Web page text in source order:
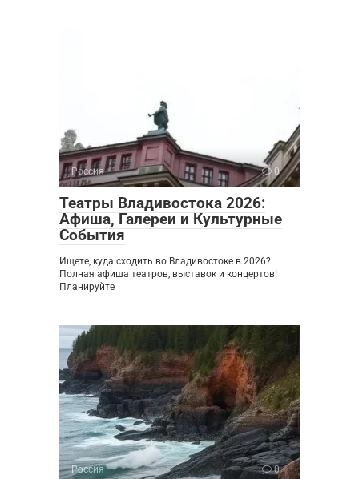
Россия 0
Театры Владивостока 2026:
Афиша, Галереи и Культурные
События
Ищете, куда сходить во Владивостоке в 2026?
Полная афиша театров, выставок и концертов!
Планируйте
Россия 0